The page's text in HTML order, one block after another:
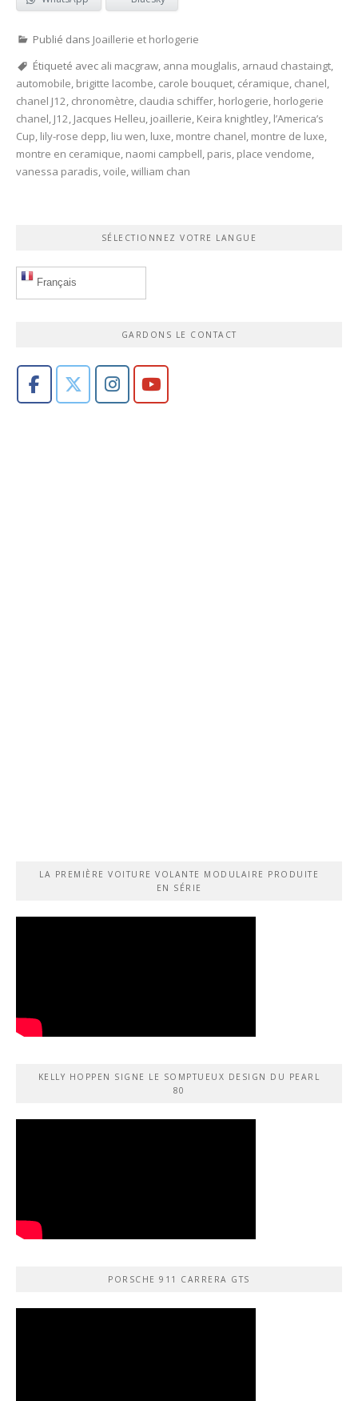
Publié dans Joaillerie et horlogerie
Étiqueté avec ali macgraw, anna mouglalis, arnaud chastaingt,
automobile, brigitte lacombe, carole bouquet, céramique, chanel,
chanel J12, chronomètre, claudia schiffer, horlogerie, horlogerie
chanel, J12, Jacques Helleu, joaillerie, Keira knightley, l’America’s
Cup, lily-rose depp, liu wen, luxe, montre chanel, montre de luxe,
montre en ceramique, naomi campbell, paris, place vendome,
vanessa paradis,voile,william chan
SÉLECTIONNEZ VOTRE LANGUE
Français
GARDONS LE CONTACT
LA PREMIÈRE VOITURE VOLANTE MODULAIRE PRODUITE
EN SÉRIE
KELLY HOPPEN SIGNE LE SOMPTUEUX DESIGN DU PEARL
80
PORSCHE 911 CARRERA GTS